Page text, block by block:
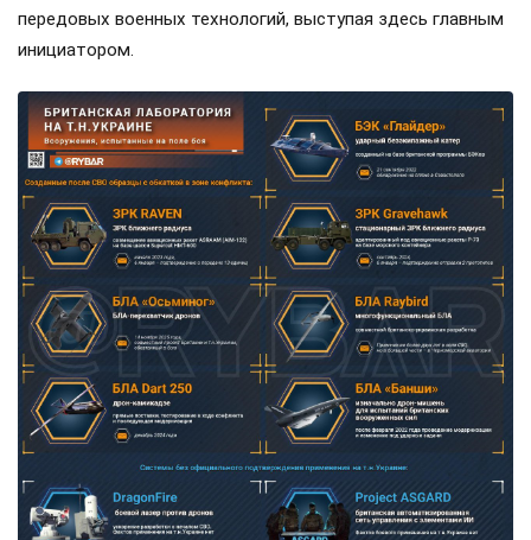
передовых военных технологий, выступая здесь главным
инициатором.